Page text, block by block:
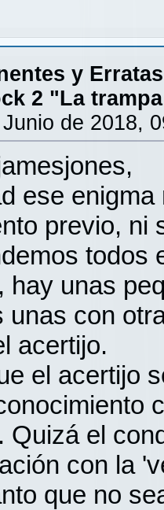
y Erratas
2 "La
de 2018,
ese
previo, ni
todos
hay unas
unas con
acertijo.
el acertijo
Quizá el
con la
que no